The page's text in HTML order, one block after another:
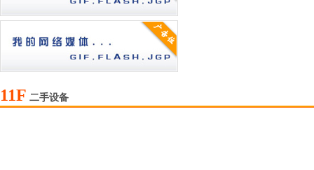
11F 二手设备